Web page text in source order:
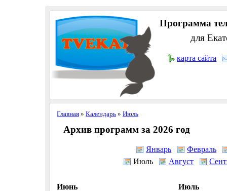
Программа
для
карта сайта
Главная» Календарь» Июль
Архив программ за 2026 год
Январь
Февраль
Июль
Август
Июнь Июль